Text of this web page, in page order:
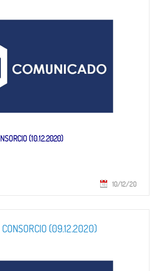
(10.12.2020)
10/12/20
CONSORCIO (09.12.2020)